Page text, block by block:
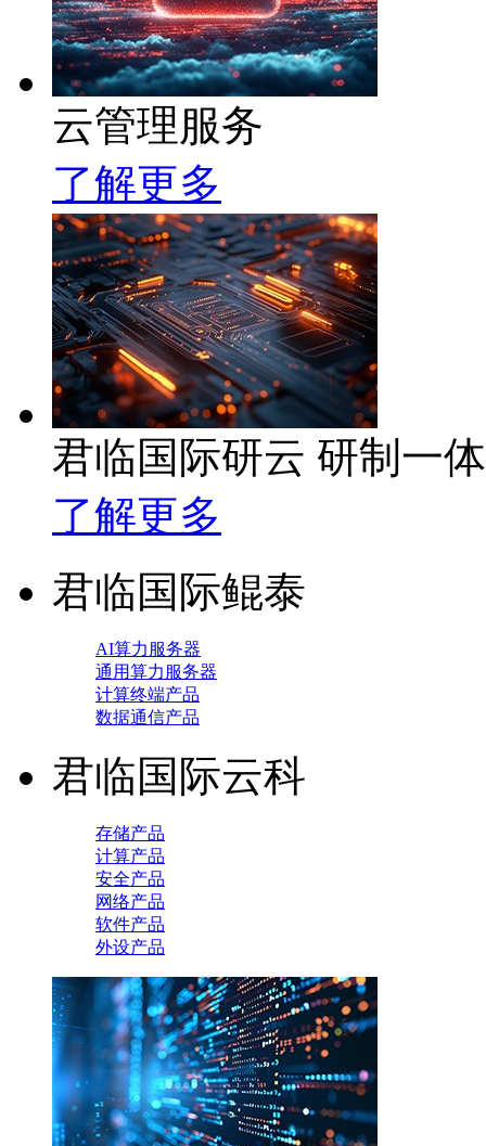
云管理服务
了解更多
君临国际研云 研制一
了解更多
君临国际鲲泰
AI算力服务器
通用算力服务器
计算终端产品
数据通信产品
君临国际云科
存储产品
计算产品
安全产品
网络产品
软件产品
外设产品